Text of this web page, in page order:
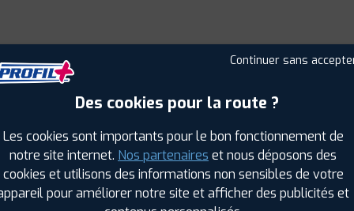
PROFIL PLUS DANS LES VILLES À
Déville-lès-Rouen (76)
Malaunay (76)
Continuer sans
Des cookies pour la route ?
Les cookies sont importants pour le bon fonctionnement de
notre site internet. Nos partenaires et nous déposons des
cookies et utilisons des informations non sensibles de votre
pour améliorer notre site et afficher des publicités et